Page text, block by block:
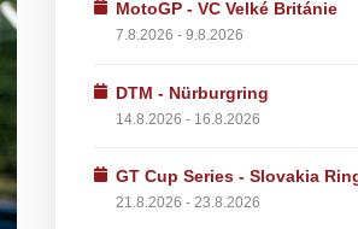
MotoGP - VC Velké Británie
7.8.2026 - 9.8.2026
DTM - Nürburgring
14.8.2026 - 16.8.2026
GT Cup Series - Slovakia
21.8.2026 - 23.8.2026